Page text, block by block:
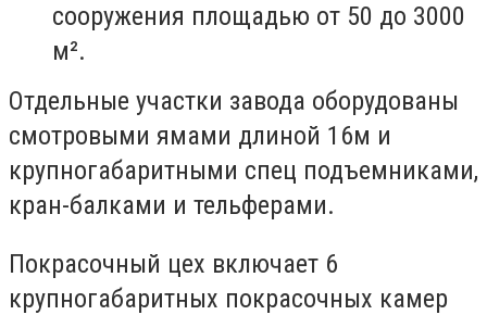
сооружения площадью от 50 до 3000
м².
Отдельные участки завода оборудованы
смотровыми ямами длиной 16м и
крупногабаритными спец подъемниками,
кран-балками и тельферами.
Покрасочный цех включает 6
крупногабаритных покрасочных камер